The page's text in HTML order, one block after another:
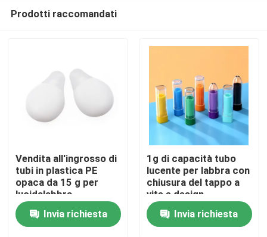
Casa
Prodotti raccomandati
Vendita all'ingrosso di
tubi in plastica PE
opaca da 15 g per
lucidalabbra,
maschere per labbra e
packaging cosmetico
Invia richiesta
1g di capacità tubo
lucente per labbra con
chiusura del tappo a
vite e design
personalizzabile per
un'applicazione
precisa
Invia richiesta